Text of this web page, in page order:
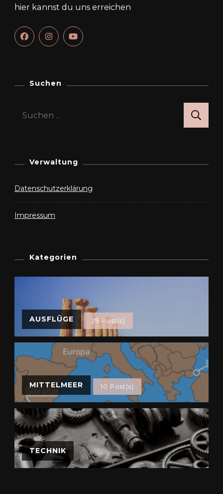
hier kannst du uns erreichen
Suchen
Suchen
Verwaltung
Datenschutzerklärung
Impressum
Kategorien
AUSFLÜGE 29 Post(s)
MITTELMEER 10 Post(s)
TECHNIK